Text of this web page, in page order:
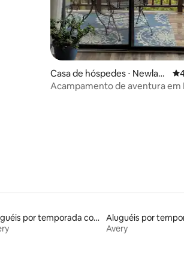
Casa de hóspedes ⋅ Newlan
d
Acampamento de aventura em
Aluguéis por temporada com caiaque
Avery